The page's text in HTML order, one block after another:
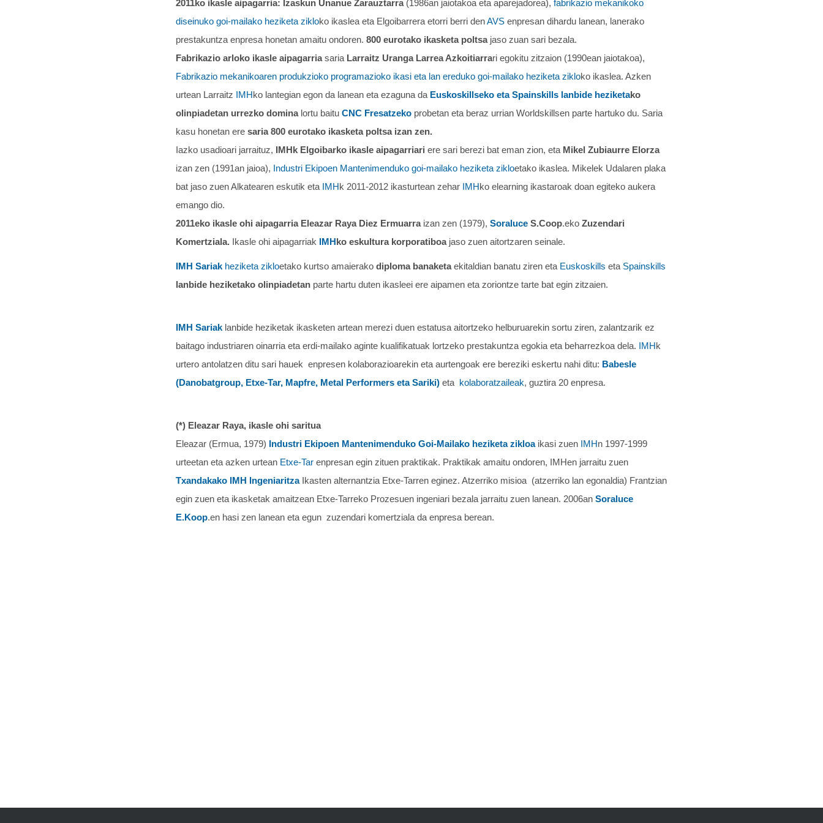
2011ko ikasle aipagarria: Izaskun Unanue Zarauztarra(1986an jaiotakoa eta aparejadorea), fabrikazio mekanikoko
diseinuko goi-mailako heziketa zikloko ikaslea eta Elgoibarrera etorri berri denAVS enpresan dihardu lanean, lanerako
prestakuntza enpresa honetan amaitu ondoren. 800 eurotako ikasketa poltsajaso zuan sari bezala.
Fabrikazio arloko ikasle aipagarriasaria Larraitz Uranga Larrea Azkoitiarrari egokitu zitzaion (1990ean jaiotakoa),
Fabrikazio mekanikoaren produkzioko programazioko ikasi eta lan ereduko goi-mailako heziketa zikloko ikaslea. Azken
urtean Larraitz IMHko lantegian egon da lanean eta ezaguna da Euskoskillseko eta Spainskills lanbide heziketako
olinpiadetan urrezko dominalortu baitu CNC Fresatzeko probetan eta beraz urrian Worldskillsen parte hartuko du. Saria
kasu honetan ere saria 800 eurotako ikasketa poltsa izan zen.
Iazko usadioari jarraituz, IMHk Elgoibarko ikasle aipagarriari ere sari berezi bat eman zion, eta Mikel Zubiaurre Elorza
izan zen (1991an jaioa), Industri Ekipoen Mantenimenduko goi-mailako heziketa zikloetako ikaslea. Mikelek Udalaren plaka
bat jaso zuen Alkatearen eskutik eta IMHk 2011-2012 ikasturtean zehar IMHko elearning ikastaroak doan egiteko aukera
emango dio.
2011eko ikasle ohi aipagarria Eleazar Raya Diez Ermuarraizan zen (1979), Soraluce S.Coop.eko Zuzendari
Komertziala. Ikasle ohi aipagarriak IMHko eskultura korporatiboajaso zuen aitortzaren seinale.
IMH Sariak heziketa zikloetako kurtso amaierako diploma banaketaekitaldian banatu ziren eta Euskoskills eta Spainskills
lanbide heziketako olinpiadetan parte hartu duten ikasleei ere aipamen eta zoriontze tarte bat egin zitzaien.
IMH Sariak lanbide heziketak ikasketen artean merezi duen estatusa aitortzeko helburuarekin sortu ziren, zalantzarik ez
baitago industriaren oinarria eta erdi-mailako aginte kualifikatuak lortzeko prestakuntza egokia eta beharrezkoa dela. IMHk
urtero antolatzen ditu sari hauek enpresen kolaborazioarekin eta aurtengoak ere bereziki eskertu nahi ditu: Babesle
(Danobatgroup, Etxe-Tar, Mapfre, Metal Performers eta Sariki) eta kolaboratzaileak, guztira 20 enpresa.
(*) Eleazar Raya, ikasle ohi saritua
Eleazar (Ermua, 1979) Industri Ekipoen Mantenimenduko Goi-Mailako heziketa zikloaikasi zuen IMHn 1997-1999
urteetan eta azken urtean Etxe-Tar enpresan egin zituen praktikak. Praktikak amaitu ondoren, IMHen jarraitu zuen
Txandakako IMH IngeniaritzaIkasten alternantzia Etxe-Tarren eginez. Atzerriko misioa (atzerriko lan egonaldia) Frantzian
egin zuen eta ikasketak amaitzean Etxe-Tarreko Prozesuen ingeniari bezala jarraitu zuen lanean. 2006an Soraluce
E.Koop.en hasi zen lanean eta egun zuzendari komertziala da enpresa berean.